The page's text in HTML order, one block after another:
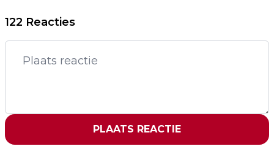
122 Reacties
PLAATS REACTIE